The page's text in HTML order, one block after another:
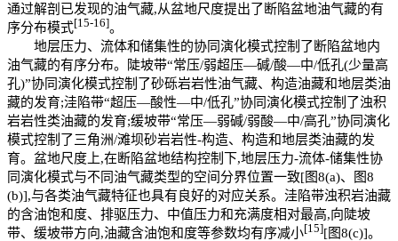
通过解剖已发现的油气藏,从盆地尺度提出了断陷盆地油气藏的有
序分布模式[15-16]。
地层压力、流体和储集性的协同演化模式控制了断陷盆地内
油气藏的有序分布。陡坡带“常压/弱超压—碱/酸—中/低孔(少量高
孔)”协同演化模式控制了砂砾岩岩性油气藏、构造油藏和地层类油
藏的发育;洼陷带“超压—酸性—中/低孔”协同演化模式控制了浊积
岩岩性类油藏的发育;缓坡带“常压—弱碱/弱酸—中/高孔”协同演化
模式控制了三角洲/滩坝砂岩岩性-构造、构造和地层类油藏的发
育。盆地尺度上,在断陷盆地结构控制下,地层压力-流体-储集性协
同演化模式与不同油气藏类型的空间分界位置一致[图8(a)、图8
(b)],与各类油气藏特征也具有良好的对应关系。洼陷带浊积岩油藏
的含油饱和度、排驱压力、中值压力和充满度相对最高,向陡坡
带、缓坡带方向,油藏含油饱和度等参数均有序减小[15][图8(c)]。